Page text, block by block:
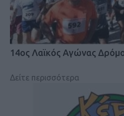
14ος Λαϊκός Αγώνας
Δείτε περισσότερα